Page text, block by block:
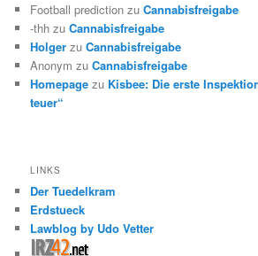
Football prediction zuCannabisfreigabe
-thh zuCannabisfreigabe
Holger zuCannabisfreigabe
Anonym zuCannabisfreigabe
Homepage zu Kisbee: Die erste
teuer“
LINKS
Der Tuedelkram
Erdstueck
Lawblog by Udo Vetter